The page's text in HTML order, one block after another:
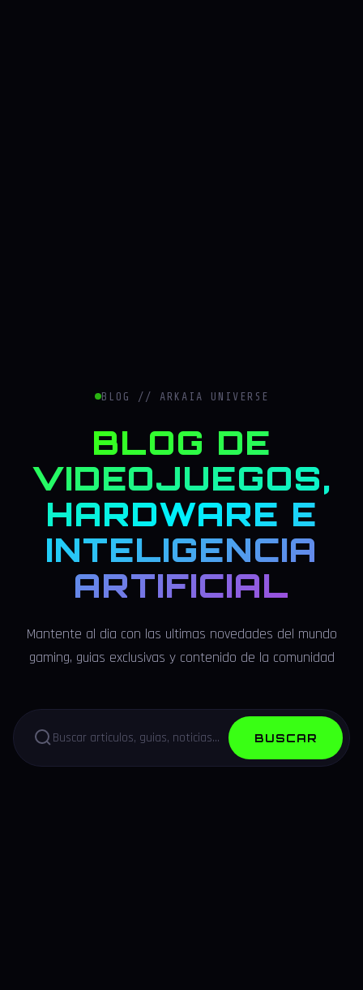
BLOG // ARKAIA UNIVERSE
BLOG DE
VIDEOJUEGOS,
HARDWARE E
INTELIGENCIA
ARTIFICIAL
Mantente al dia con las ultimas novedades del mundo
gaming, guias exclusivas y contenido de la comunidad
BUSCAR